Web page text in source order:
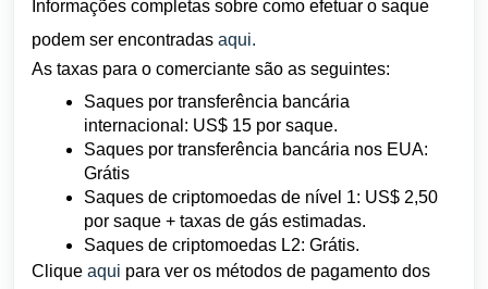
Informações completas sobre como efetuar o saque
podem ser encontradas aqui.
As taxas para o comerciante são as seguintes:
Saques por transferência bancária
internacional: US$ 15 por saque.
Saques por transferência bancária nos EUA:
Grátis
Saques de criptomoedas de nível 1: US$ 2,50
por saque + taxas de gás estimadas.
Saques de criptomoedas L2: Grátis.
Clique aqui para ver os métodos de pagamento dos